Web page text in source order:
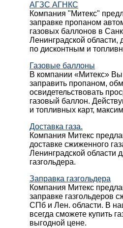
АГЗС АГНКС
Компания "Митекс"
заправке пропаном
газовых баллонов в
Ленинградской области,
по дисконтным и
Газовые баллоны
В компании «Митекс» Вы
заправить пропаном,
освидетельствовать
газовый баллон.
и топливных карт,
Доставка газа.
Компания Митекс
доставке сжиженного
Ленинградской области
газгольдера.
Заправка газгольдера
Компания Митекс
заправке газгольдеров
СПб и Лен. области. В
всегда сможете купить
выгодной цене.